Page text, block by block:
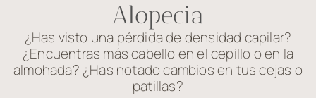
Alopecia
¿Has visto una pérdida de densidad capilar?
¿Encuentras más cabello en el cepillo o en la
almohada? ¿Has notado cambios en tus cejas o
patillas?